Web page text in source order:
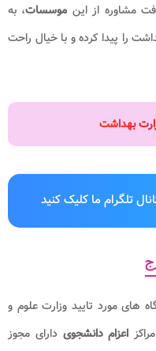
مشاوره از این موسسات، به
را پیدا کرده و با خیال راحت
بهداشت
تلگرام ما کلیک کنید
های مورد تایید وزارت علوم و
اعزام دانشجویدارای مجوز